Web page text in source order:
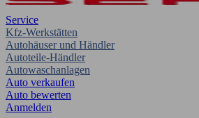
Service
Kfz-Werkstätten
Autohäuser und Händler
Autoteile-Händler
Autowaschanlagen
Auto verkaufen
Auto bewerten
Anmelden